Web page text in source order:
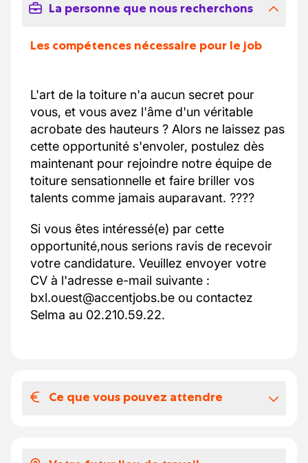
La personne que nous recherchons
Les compétences nécessaire pour le job
L'art de la toiture n'a aucun secret pour
vous, et vous avez l'âme d'un véritable
acrobate des hauteurs ? Alors ne laissez pas
cette opportunité s'envoler, postulez dès
maintenant pour rejoindre notre équipe de
toiture sensationnelle et faire briller vos
talents comme jamais auparavant. ????
Si vous êtes intéressé(e) par cette
opportunité,nous serions ravis de recevoir
votre candidature. Veuillez envoyer votre
CV à l'adresse e-mail suivante :
bxl.ouest@accentjobs.be ou contactez
Selma au 02.210.59.22.
Ce que vous pouvez attendre